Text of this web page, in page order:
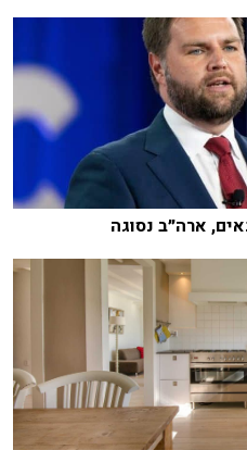
ארה״ב נסוגה